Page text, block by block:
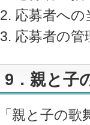
応募者へ
応募者の管
9．親と子
「親と子の